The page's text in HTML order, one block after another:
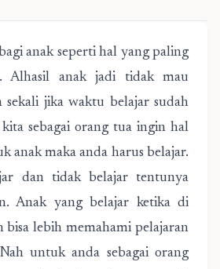
anak seperti hal yang paling
Alhasil anak jadi tidak mau
sekali jika waktu belajar sudah
sebagai orang tua ingin hal
anak maka anda harus belajar.
dan tidak belajar tentunya
Anak yang belajar ketika di
bisa lebih memahami pelajaran
untuk anda sebagai orang